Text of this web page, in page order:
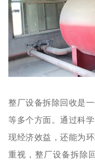
整厂设备拆除回收是
等多个方面。通过科
现经济效益，还能为
重视，整厂设备拆除